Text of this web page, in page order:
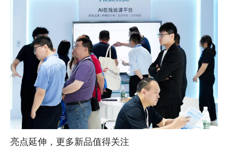
亮点延伸，更多新品值得关注